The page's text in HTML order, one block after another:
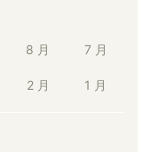
8 月 7 月
2 月 1 月